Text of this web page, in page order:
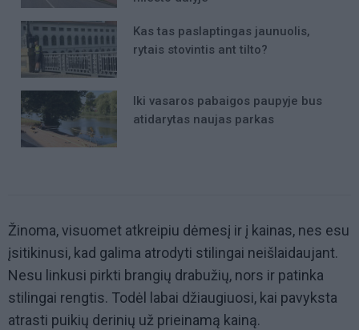
Kas tas paslaptingas jaunuolis,
rytais stovintis ant tilto?
Iki vasaros pabaigos paupyje bus
atidarytas naujas parkas
Žinoma, visuomet atkreipiu dėmesį ir į kainas, nes esu
įsitikinusi, kad galima atrodyti stilingai neišlaidaujant.
Nesu linkusi pirkti brangių drabužių, nors ir patinka
stilingai rengtis. Todėl labai džiaugiuosi, kai pavyksta
atrasti puikių derinių už prieinamą kainą.